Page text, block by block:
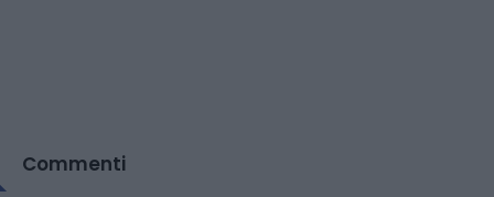
Commenti